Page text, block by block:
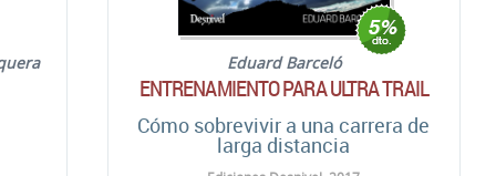
Eduard Barceló
ENTRENAMIENTO PARA ULTRA TRAIL
Cómo sobrevivir a una carrera de
larga distancia